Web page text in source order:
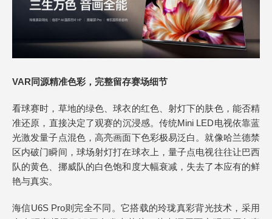
VAR同源精准色彩，完整留存赛场细节
看球赛时，草地的绿色、球衣的红色、射灯下的肤色，能否精
准还原，直接决定了观赛的沉浸感。传统Mini LED电视依靠蓝
光激发量子点混色，高亮画面下色彩极易泛白。就像哈兰德禁
区内破门瞬间，球场射灯打在球衣上，量子点电视往往让巴西
队的黄色、挪威队的白色饱和度大幅衰减，失去了本应有的鲜
艳与真实。
海信U6S Pro则完全不同。它搭载的玲珑真彩背光技术，采用